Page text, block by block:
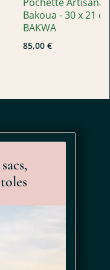
en ville ou vos
DANOIS ET
des motifs
des architectures
des teintes,
Paris et sacs textiles
Bakoua - 30 x 21
BAKWA
85,00 €